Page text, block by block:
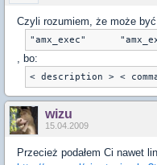
Czyli rozumiem, że może
, bo:
< description > <
wizu
15.04.2009
Przecież podałem Ci nawet